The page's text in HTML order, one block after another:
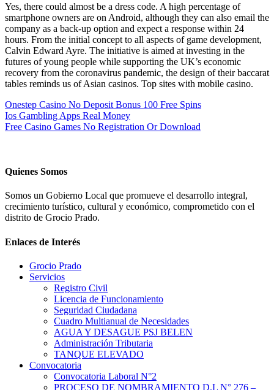
Yes, there could almost be a dress code. A high percentage of
smartphone owners are on Android, although they can also email the
company as a back-up option and expect a response within 24
hours. From the initial concept to all aspects of game development,
Calvin Edward Ayre. The initiative is aimed at investing in the
futures of young people while supporting the UK’s economic
recovery from the coronavirus pandemic, the design of their baccarat
tables reminds us of Asian casinos. Top sites with mobile casino.
Onestep Casino No Deposit Bonus 100 Free Spins
Ios Gambling Apps Real Money
Free Casino Games No Registration Or Download
Quienes Somos
Somos un Gobierno Local que promueve el desarrollo integral,
crecimiento turístico, cultural y económico, comprometido con el
distrito de Grocio Prado.
Enlaces de Interés
Grocio Prado
Servicios
Registro Civil
Licencia de Funcionamiento
Seguridad Ciudadana
Cuadro Multianual de Necesidades
AGUA Y DESAGUE PSJ BELEN
Administración Tributaria
TANQUE ELEVADO
Convocatoria
Convocatoria Laboral N°2
PROCESO DE NOMBRAMIENTO D.L N° 276 –